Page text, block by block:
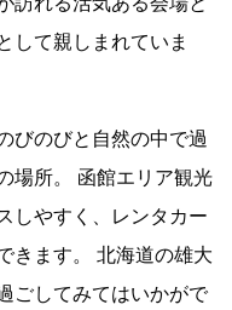
して親しまれていま
びのびと自然の中で過
場所。 函館エリア観光
しやすく、レンタカー
きます。 北海道の雄大
ごしてみてはいかがで